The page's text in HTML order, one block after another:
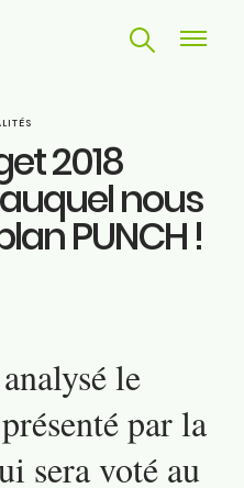
2018
nous
PUNCH !
le
par la
sera voté au